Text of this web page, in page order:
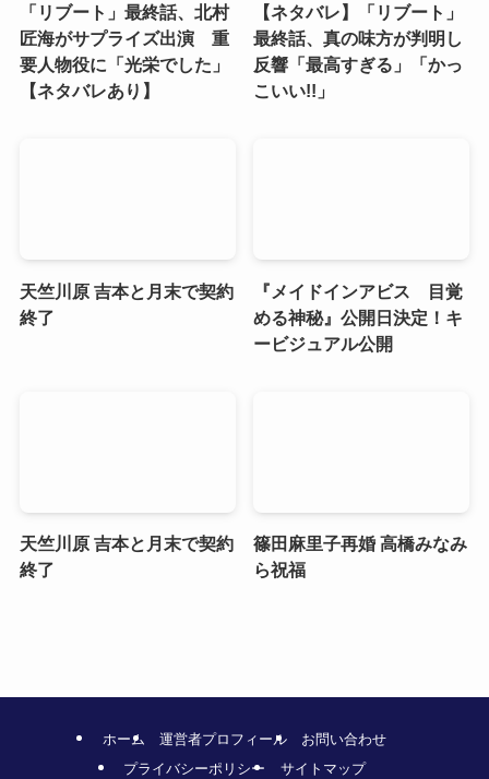
「リブート」最終話、北村
匠海がサプライズ出演 重
要人物役に「光栄でした」
【ネタバレあり】
【ネタバレ】「リブート」
最終話、真の味方が判明し
反響「最高すぎる」「かっ
こいい!!」
天竺川原 吉本と月末で契約
終了
『メイドインアビス 目覚
める神秘』公開日決定！キ
ービジュアル公開
天竺川原 吉本と月末で契約
終了
篠田麻里子再婚 高橋みなみ
ら祝福
ホーム 運営者プロフィール
お問い合わせ
プライバシーポリシー
サイトマップ